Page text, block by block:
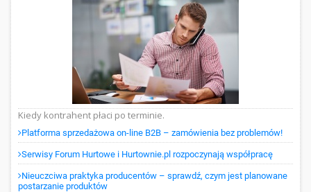
Kiedy kontrahent płaci po terminie.
Platforma sprzedażowa on-line B2B – zamówienia bez problemów!
Serwisy Forum Hurtowe i Hurtownie.pl rozpoczynają współpracę
Nieuczciwa praktyka producentów – sprawdź, czym jest planowane
postarzanie produktów